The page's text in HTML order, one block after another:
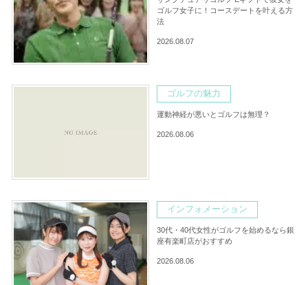
ゴルフ女子に！コースデートを叶える方
法
2026.08.07
ゴルフの魅力
運動神経が悪いとゴルフは無理？
2026.08.06
インフォメーション
30代・40代女性がゴルフを始めるなら銀
座有楽町店がおすすめ
2026.08.06